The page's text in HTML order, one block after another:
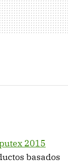
2015
basados